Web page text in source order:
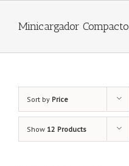
Minicargador Compacto
Sort by Price
Show 12 Products